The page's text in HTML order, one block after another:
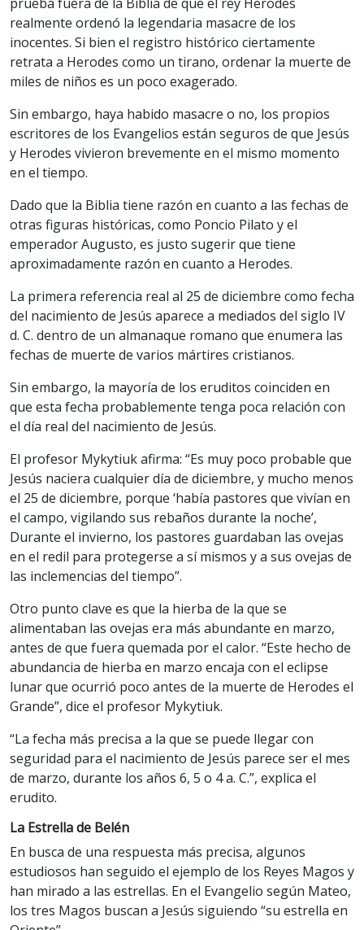
realmente ordenó la legendaria masacre de los
inocentes. Si bien el registro histórico ciertamente
retrata a Herodes como un tirano, ordenar la muerte de
miles de niños es un poco exagerado.
Sin embargo, haya habido masacre o no, los propios
escritores de los Evangelios están seguros de que Jesús
y Herodes vivieron brevemente en el mismo momento
en el tiempo.
Dado que la Biblia tiene razón en cuanto a las fechas de
otras figuras históricas, como Poncio Pilato y el
emperador Augusto, es justo sugerir que tiene
aproximadamente razón en cuanto a Herodes.
La primera referencia real al 25 de diciembre como fecha
del nacimiento de Jesús aparece a mediados del siglo IV
d. C. dentro de un almanaque romano que enumera las
fechas de muerte de varios mártires cristianos.
Sin embargo, la mayoría de los eruditos coinciden en
que esta fecha probablemente tenga poca relación con
el día real del nacimiento de Jesús.
El profesor Mykytiuk afirma: “Es muy poco probable que
Jesús naciera cualquier día de diciembre, y mucho menos
el 25 de diciembre, porque ‘había pastores que vivían en
el campo, vigilando sus rebaños durante la noche’,
Durante el invierno, los pastores guardaban las ovejas
en el redil para protegerse a sí mismos y a sus ovejas de
las inclemencias del tiempo”.
Otro punto clave es que la hierba de la que se
alimentaban las ovejas era más abundante en marzo,
antes de que fuera quemada por el calor. “Este hecho de
abundancia de hierba en marzo encaja con el eclipse
lunar que ocurrió poco antes de la muerte de Herodes el
Grande”, dice el profesor Mykytiuk.
“La fecha más precisa a la que se puede llegar con
seguridad para el nacimiento de Jesús parece ser el mes
de marzo, durante los años 6, 5 o 4 a. C.”, explica el
erudito.
La Estrella de Belén
En busca de una respuesta más precisa, algunos
estudiosos han seguido el ejemplo de los Reyes Magos y
han mirado a las estrellas. En el Evangelio según Mateo,
los tres Magos buscan a Jesús siguiendo “su estrella en